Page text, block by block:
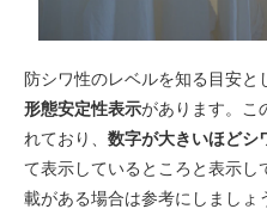
防シワ性のレベルを知る目安と
形態安定性表示があります。こ
れており、 数字が大きいほどシ
て表示しているところと表示
載がある場合は参考にしましょ